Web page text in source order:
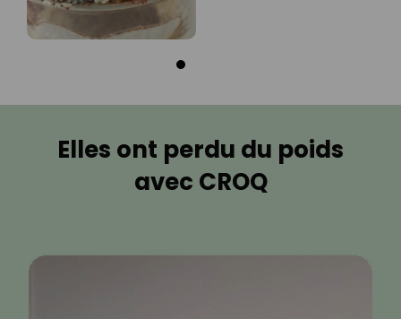
Elles ont perdu du poids
avec CROQ